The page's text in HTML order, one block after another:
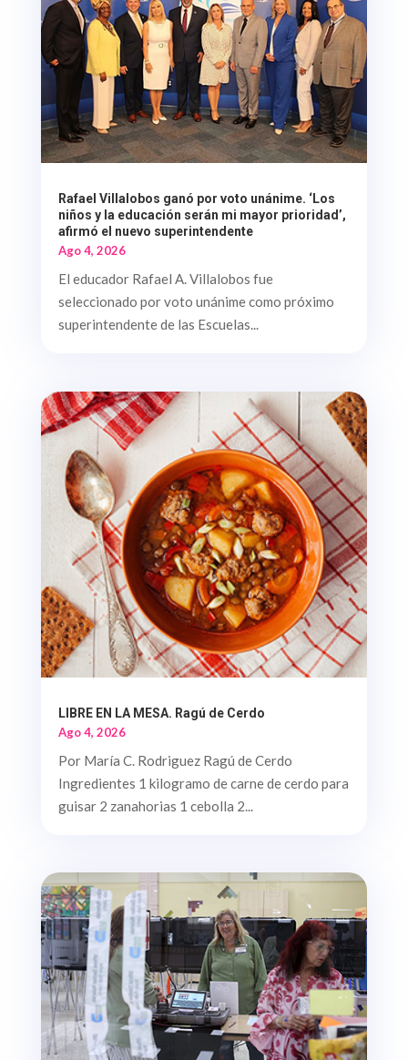
Rafael Villalobos ganó por voto unánime. ‘Los
niños y la educación serán mi mayor prioridad’,
afirmó el nuevo superintendente
Ago 4, 2026
El educador Rafael A. Villalobos fue
seleccionado por voto unánime como próximo
superintendente de las Escuelas...
LIBRE EN LA MESA. Ragú de Cerdo
Ago 4, 2026
Por María C. Rodriguez Ragú de Cerdo
Ingredientes 1 kilogramo de carne de cerdo para
guisar 2 zanahorias 1 cebolla 2...